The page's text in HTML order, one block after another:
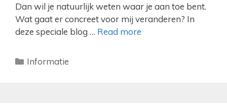
Dan wil je natuurlijk weten waar je aan toe bent.
Wat gaat er concreet voor mij veranderen? In
deze speciale blog … Read more
Categorieën
Informatie